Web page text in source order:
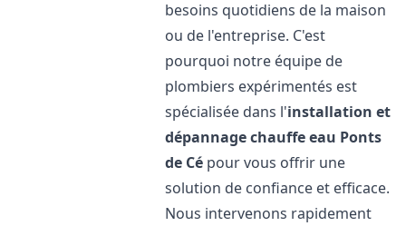
besoins quotidiens de la maison
ou de l'entreprise. C'est
pourquoi notre équipe de
plombiers expérimentés est
spécialisée dans l'installation et
dépannage chauffe eau Ponts
de Cé pour vous offrir une
solution de confiance et efficace.
Nous intervenons rapidement